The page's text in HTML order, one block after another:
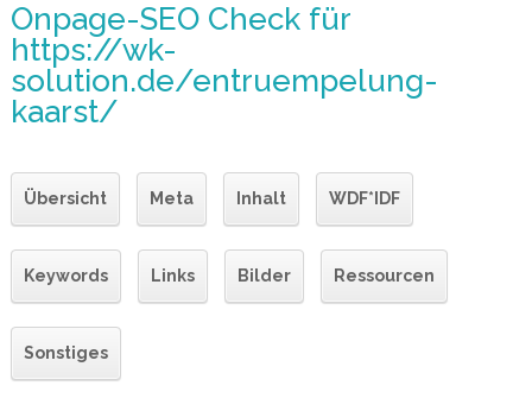
Onpage-SEO Checkfür
https://wk-
solution.de/entruempelung-
kaarst/
Übersicht Meta Inhalt WDF*IDF
Keywords Links Bilder Ressourcen
Sonstiges